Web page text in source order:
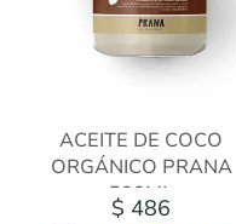
ACEITE DE COCO
ORGÁNICO PRANA
500ML
$ 486